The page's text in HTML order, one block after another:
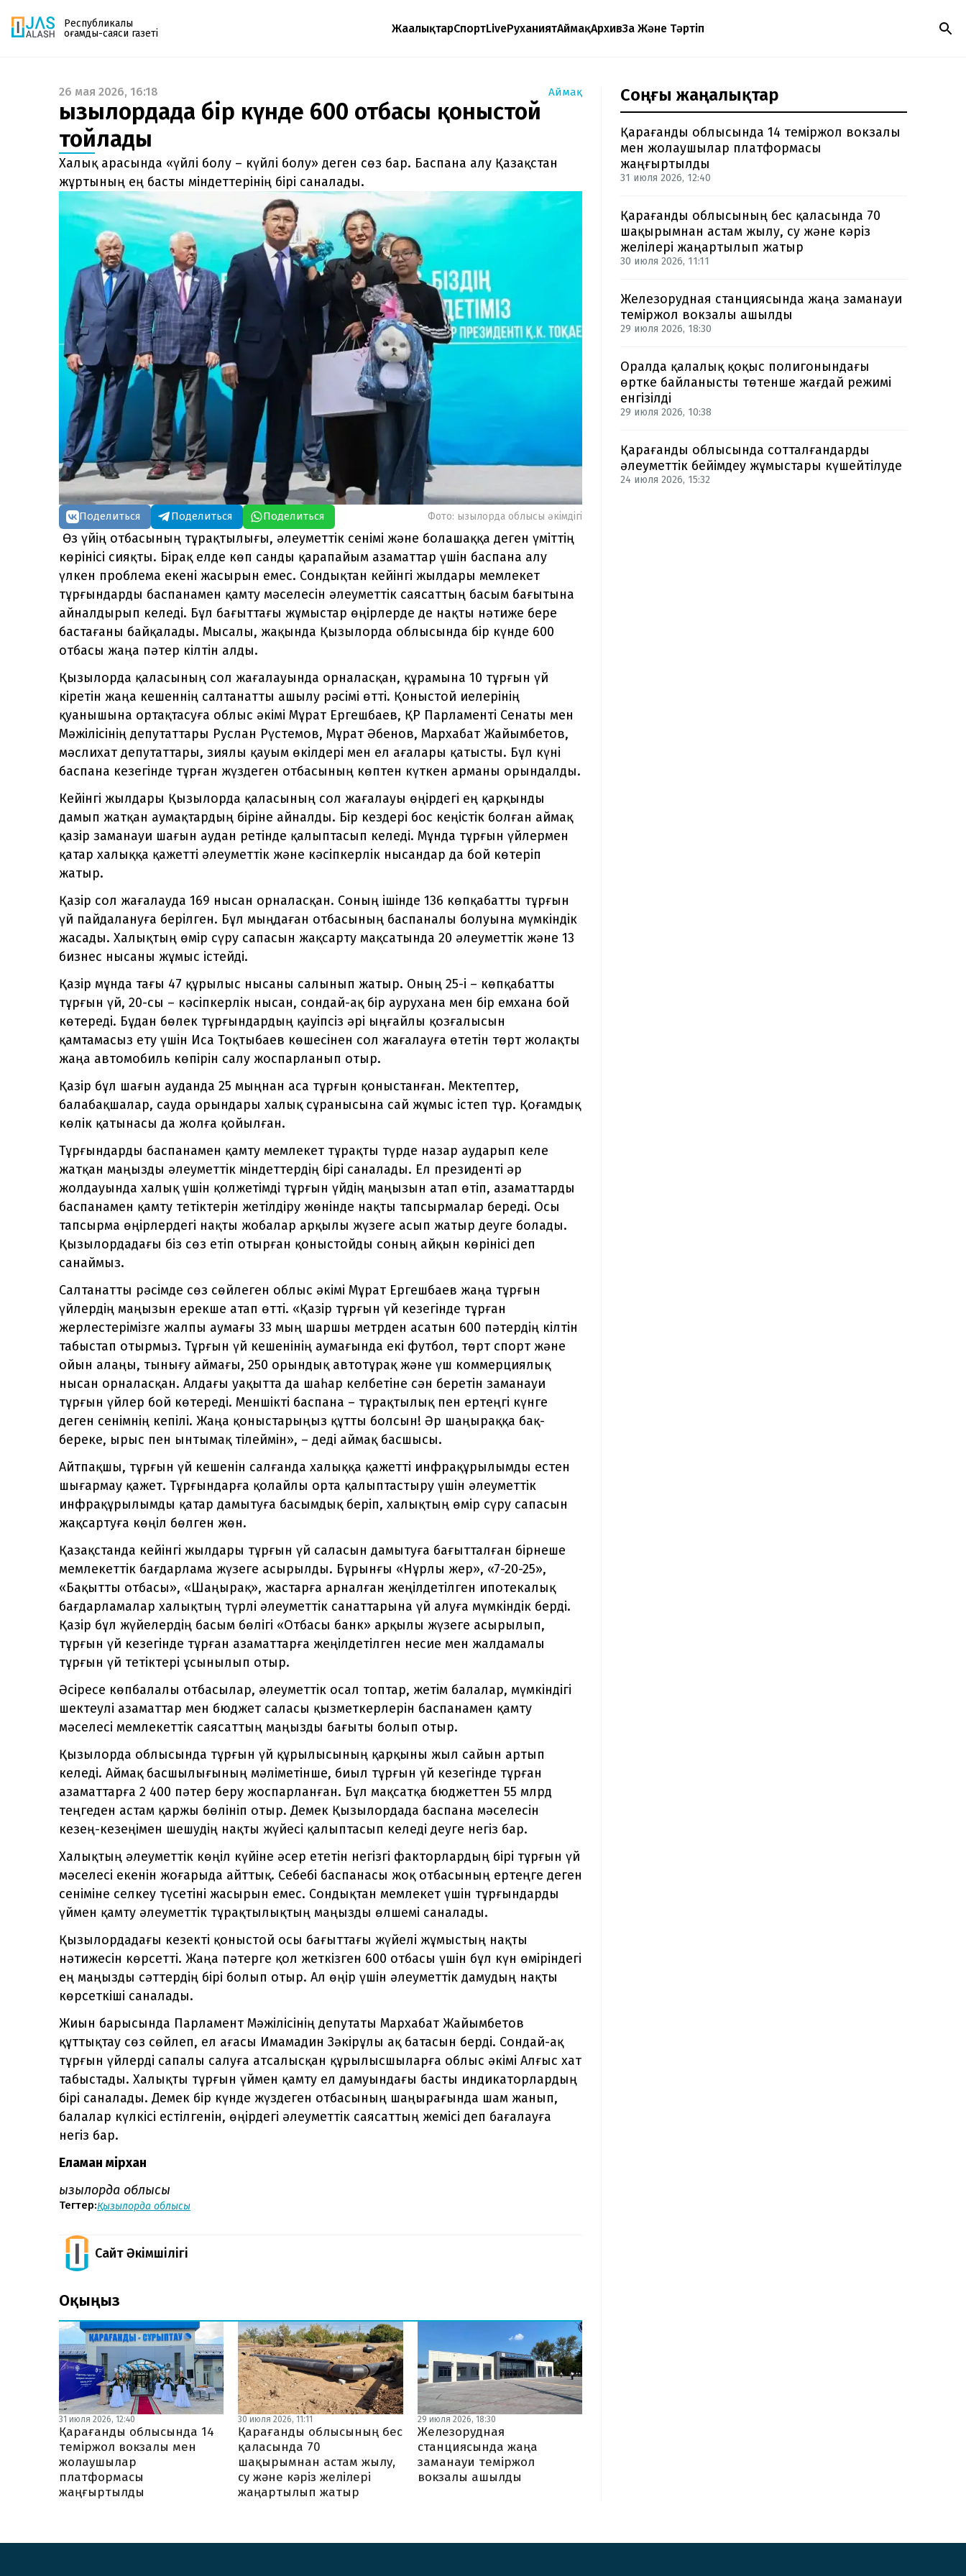
Республикалық
қоғамдық-саяси газеті
ЖаңалықтарСпортLiveРуханиятАймақАрхивЗаң Және Тәртіп
Газетке жазылу
PDF форматтағы газетті ай сайын электронды
поштаңызға алып отырыңыз. Жаңа нөмір
шыққан сәтте сізге бірден жіберіледі. Тек email
енгізіңіз, біз қалғанын өзіміз жібереміз.
26 мая 2026, 16:18 Аймақ
Қызылордада бір күнде 600 отбасы қоныстой
тойлады
Халық арасында «үйлі болу – күйлі болу» деген сөз бар. Баспана алу Қазақстан
жұртының ең басты міндеттерінің бірі саналады.
Поделиться Поделиться Поделиться Фото: қызылорда облысы әкімдігі
Өз үйің отбасының тұрақтылығы, әлеуметтік сенімі және болашаққа деген үміттің
көрінісі сияқты. Бірақ елде көп санды қарапайым азаматтар үшін баспана алу
үлкен проблема екені жасырын емес. Сондықтан кейінгі жылдары мемлекет
тұрғындарды баспанамен қамту мәселесін әлеуметтік саясаттың басым бағытына
айналдырып келеді. Бұл бағыттағы жұмыстар өңірлерде де нақты нәтиже бере
бастағаны байқалады. Мысалы, жақында Қызылорда облысында бір күнде 600
отбасы жаңа пәтер кілтін алды.
Қызылорда қаласының сол жағалауында орналасқан, құрамына 10 тұрғын үй
кіретін жаңа кешеннің салтанатты ашылу рәсімі өтті. Қоныстой иелерінің
қуанышына ортақтасуға облыс әкімі Мұрат Ергешбаев, ҚР Парламенті Сенаты мен
Мәжілісінің депутаттары Руслан Рүстемов, Мұрат Әбенов, Мархабат Жайымбетов,
мәслихат депутаттары, зиялы қауым өкілдері мен ел ағалары қатысты. Бұл күні
баспана кезегінде тұрған жүздеген отбасының көптен күткен арманы орындалды.
Кейінгі жылдары Қызылорда қаласының сол жағалауы өңірдегі ең қарқынды
дамып жатқан аумақтардың біріне айналды. Бір кездері бос кеңістік болған аймақ
қазір заманауи шағын аудан ретінде қалыптасып келеді. Мұнда тұрғын үйлермен
қатар халыққа қажетті әлеуметтік және кәсіпкерлік нысандар да бой көтеріп
жатыр.
Қазір сол жағалауда 169 нысан орналасқан. Соның ішінде 136 көпқабатты тұрғын
үй пайдалануға берілген. Бұл мыңдаған отбасының баспаналы болуына мүмкіндік
жасады. Халықтың өмір сүру сапасын жақсарту мақсатында 20 әлеуметтік және 13
бизнес нысаны жұмыс істейді.
Қазір мұнда тағы 47 құрылыс нысаны салынып жатыр. Оның 25-і – көпқабатты
тұрғын үй, 20-сы – кәсіпкерлік нысан, сондай-ақ бір аурухана мен бір емхана бой
көтереді. Бұдан бөлек тұрғындардың қауіпсіз әрі ыңғайлы қозғалысын
қамтамасыз ету үшін Иса Тоқтыбаев көшесінен сол жағалауға өтетін төрт жолақты
жаңа автомобиль көпірін салу жоспарланып отыр.
Қазір бұл шағын ауданда 25 мыңнан аса тұрғын қоныстанған. Мектептер,
балабақшалар, сауда орындары халық сұранысына сай жұмыс істеп тұр. Қоғамдық
көлік қатынасы да жолға қойылған.
Тұрғындарды баспанамен қамту мемлекет тұрақты түрде назар аударып келе
жатқан маңызды әлеуметтік міндеттердің бірі саналады. Ел президенті әр
жолдауында халық үшін қолжетімді тұрғын үйдің маңызын атап өтіп, азаматтарды
баспанамен қамту тетіктерін жетілдіру жөнінде нақты тапсырмалар береді. Осы
тапсырма өңірлердегі нақты жобалар арқылы жүзеге асып жатыр деуге болады.
Қызылордадағы біз сөз етіп отырған қоныстойды соның айқын көрінісі деп
санаймыз.
Салтанатты рәсімде сөз сөйлеген облыс әкімі Мұрат Ергешбаев жаңа тұрғын
үйлердің маңызын ерекше атап өтті. «Қазір тұрғын үй кезегінде тұрған
жерлестерімізге жалпы аумағы 33 мың шаршы метрден асатын 600 пәтердің кілтін
табыстап отырмыз. Тұрғын үй кешенінің аумағында екі футбол, төрт спорт және
ойын алаңы, тынығу аймағы, 250 орындық автотұрақ және үш коммерциялық
нысан орналасқан. Алдағы уақытта да шаһар келбетіне сән беретін заманауи
тұрғын үйлер бой көтереді. Меншікті баспана – тұрақтылық пен ертеңгі күнге
деген сенімнің кепілі. Жаңа қоныстарыңыз құтты болсын! Әр шаңыраққа бақ-
береке, ырыс пен ынтымақ тілеймін», – деді аймақ басшысы.
Айтпақшы, тұрғын үй кешенін салғанда халыққа қажетті инфрақұрылымды естен
шығармау қажет. Тұрғындарға қолайлы орта қалыптастыру үшін әлеуметтік
инфрақұрылымды қатар дамытуға басымдық беріп, халықтың өмір сүру сапасын
жақсартуға көңіл бөлген жөн.
Қазақстанда кейінгі жылдары тұрғын үй саласын дамытуға бағытталған бірнеше
мемлекеттік бағдарлама жүзеге асырылды. Бұрынғы «Нұрлы жер», «7-20-25»,
«Бақытты отбасы», «Шаңырақ», жастарға арналған жеңілдетілген ипотекалық
бағдарламалар халықтың түрлі әлеуметтік санаттарына үй алуға мүмкіндік берді.
Қазір бұл жүйелердің басым бөлігі «Отбасы банк» арқылы жүзеге асырылып,
тұрғын үй кезегінде тұрған азаматтарға жеңілдетілген несие мен жалдамалы
тұрғын үй тетіктері ұсынылып отыр.
Әсіресе көпбалалы отбасылар, әлеуметтік осал топтар, жетім балалар, мүмкіндігі
шектеулі азаматтар мен бюджет саласы қызметкерлерін баспанамен қамту
мәселесі мемлекеттік саясаттың маңызды бағыты болып отыр.
Қызылорда облысында тұрғын үй құрылысының қарқыны жыл сайын артып
келеді. Аймақ басшылығының мәліметінше, биыл тұрғын үй кезегінде тұрған
азаматтарға 2 400 пәтер беру жоспарланған. Бұл мақсатқа бюджеттен 55 млрд
теңгеден астам қаржы бөлініп отыр. Демек Қызылордада баспана мәселесін
кезең-кезеңімен шешудің нақты жүйесі қалыптасып келеді деуге негіз бар.
Халықтың әлеуметтік көңіл күйіне әсер ететін негізгі факторлардың бірі тұрғын үй
мәселесі екенін жоғарыда айттық. Себебі баспанасы жоқ отбасының ертеңге деген
сеніміне селкеу түсетіні жасырын емес. Сондықтан мемлекет үшін тұрғындарды
үймен қамту әлеуметтік тұрақтылықтың маңызды өлшемі саналады.
Қызылордадағы кезекті қоныстой осы бағыттағы жүйелі жұмыстың нақты
нәтижесін көрсетті. Жаңа пәтерге қол жеткізген 600 отбасы үшін бұл күн өміріндегі
ең маңызды сәттердің бірі болып отыр. Ал өңір үшін әлеуметтік дамудың нақты
көрсеткіші саналады.
Жиын барысында Парламент Мәжілісінің депутаты Мархабат Жайымбетов
құттықтау сөз сөйлеп, ел ағасы Имамадин Зәкірұлы ақ батасын берді. Сондай-ақ
тұрғын үйлерді сапалы салуға атсалысқан құрылысшыларға облыс әкімі Алғыс хат
табыстады. Халықты тұрғын үймен қамту ел дамуындағы басты индикаторлардың
бірі саналады. Демек бір күнде жүздеген отбасының шаңырағында шам жанып,
балалар күлкісі естілгенін, өңірдегі әлеуметтік саясаттың жемісі деп бағалауға
негіз бар.
Еламан Өмірхан
Қызылорда облысы
Тегтер:Қызылорда облысы
Сайт Әкімшілігі
Оқыңыз
31 июля 2026, 12:40
Қарағанды облысында 14
теміржол вокзалы мен
жолаушылар
платформасы
жаңғыртылды
30 июля 2026, 11:11
Қарағанды облысының бес
қаласында 70
шақырымнан астам жылу,
су және кәріз желілері
жаңартылып жатыр
29 июля 2026, 18:30
Железорудная
станциясында жаңа
заманауи теміржол
вокзалы ашылды
Соңғы жаңалықтар
Қарағанды облысында 14 теміржол вокзалы
мен жолаушылар платформасы
жаңғыртылды
31 июля 2026, 12:40
Қарағанды облысының бес қаласында 70
шақырымнан астам жылу, су және кәріз
желілері жаңартылып жатыр
30 июля 2026, 11:11
Железорудная станциясында жаңа заманауи
теміржол вокзалы ашылды
29 июля 2026, 18:30
Оралда қалалық қоқыс полигонындағы
өртке байланысты төтенше жағдай режимі
енгізілді
29 июля 2026, 10:38
Қарағанды облысында сотталғандарды
әлеуметтік бейімдеу жұмыстары күшейтілуде
24 июля 2026, 15:32